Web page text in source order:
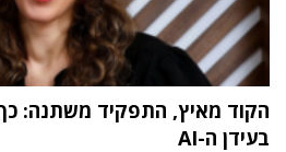
הקוד מאיץ, התפקיד משתנה:
בעידן ה-AI